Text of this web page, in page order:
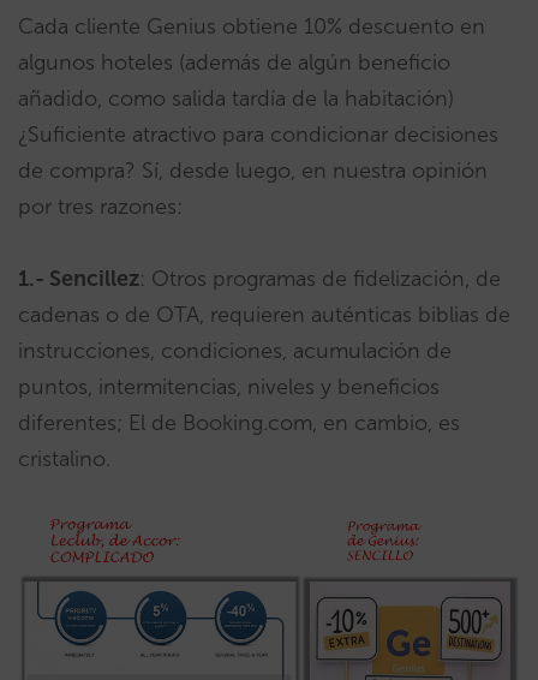
Cada cliente Genius obtiene ​10% descuento ​en
algunos hoteles (además de algún beneficio
añadido, como salida tardía de la habitación)
¿Suficiente atractivo para condicionar decisiones
de compra? Sí, desde luego, en nuestra opinión
por tres razones:
1.- Sencillez: Otros programas de fidelización, de
cadenas o de OTA, requieren auténticas biblias de
instrucciones, condiciones, acumulación de
puntos, intermitencias, niveles y beneficios
diferentes; El de Booking.com, en cambio, es
cristalino.